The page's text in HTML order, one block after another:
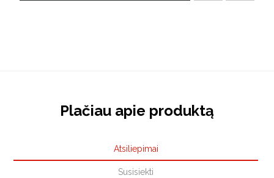
Plačiau apie produktą
Atsiliepimai
Susisiekti